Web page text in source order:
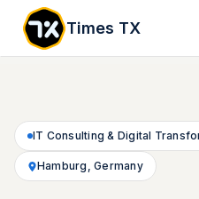
Times TX
IT Consulting & Digital
Hamburg, Germany